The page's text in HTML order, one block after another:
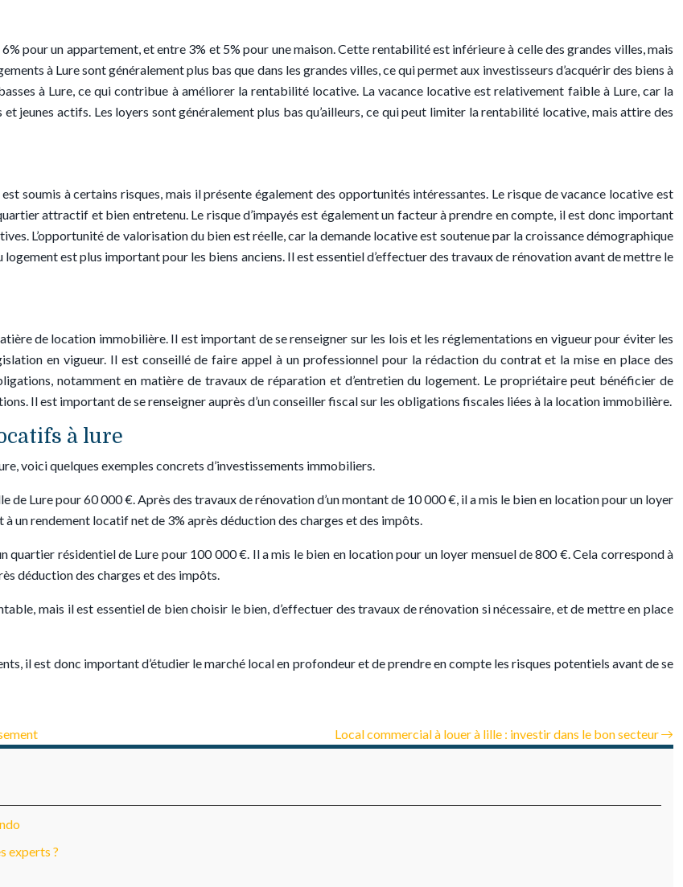
pour un appartement, et entre 3% et 5% pour une maison. Cette rentabilité est inférieure à celle des grandes villes, mais
à Lure sont généralement plus bas que dans les grandes villes, ce qui permet aux investisseurs d’acquérir des biens à
à Lure, ce qui contribue à améliorer la rentabilité locative. La vacance locative est relativement faible à Lure, car la
jeunes actifs. Les loyers sont généralement plus bas qu’ailleurs, ce qui peut limiter la rentabilité locative, mais attire des
soumis à certains risques, mais il présente également des opportunités intéressantes. Le risque de vacance locative est
attractif et bien entretenu. Le risque d’impayés est également un facteur à prendre en compte, il est donc important
L’opportunité de valorisation du bien est réelle, car la demande locative est soutenue par la croissance démographique
est plus important pour les biens anciens. Il est essentiel d’effectuer des travaux de rénovation avant de mettre le
de location immobilière. Il est important de se renseigner sur les lois et les réglementations en vigueur pour éviter les
en vigueur. Il est conseillé de faire appel à un professionnel pour la rédaction du contrat et la mise en place des
notamment en matière de travaux de réparation et d’entretien du logement. Le propriétaire peut bénéficier de
Il est important de se renseigner auprès d’un conseiller fiscal sur les obligations fiscales liées à la location immobilière.
à lure
voici quelques exemples concrets d’investissements immobiliers.
de Lure pour 60 000 €. Après des travaux de rénovation d’un montant de 10 000 €, il a mis le bien en location pour un loyer
un rendement locatif net de 3% après déduction des charges et des impôts.
quartier résidentiel de Lure pour 100 000 €. Il a mis le bien en location pour un loyer mensuel de 800 €. Cela correspond à
déduction des charges et des impôts.
mais il est essentiel de bien choisir le bien, d’effectuer des travaux de rénovation si nécessaire, et de mettre en place
il est donc important d’étudier le marché local en profondeur et de prendre en compte les risques potentiels avant de se
Local commercial à louer à lille : investir dans le bon secteur
experts ?